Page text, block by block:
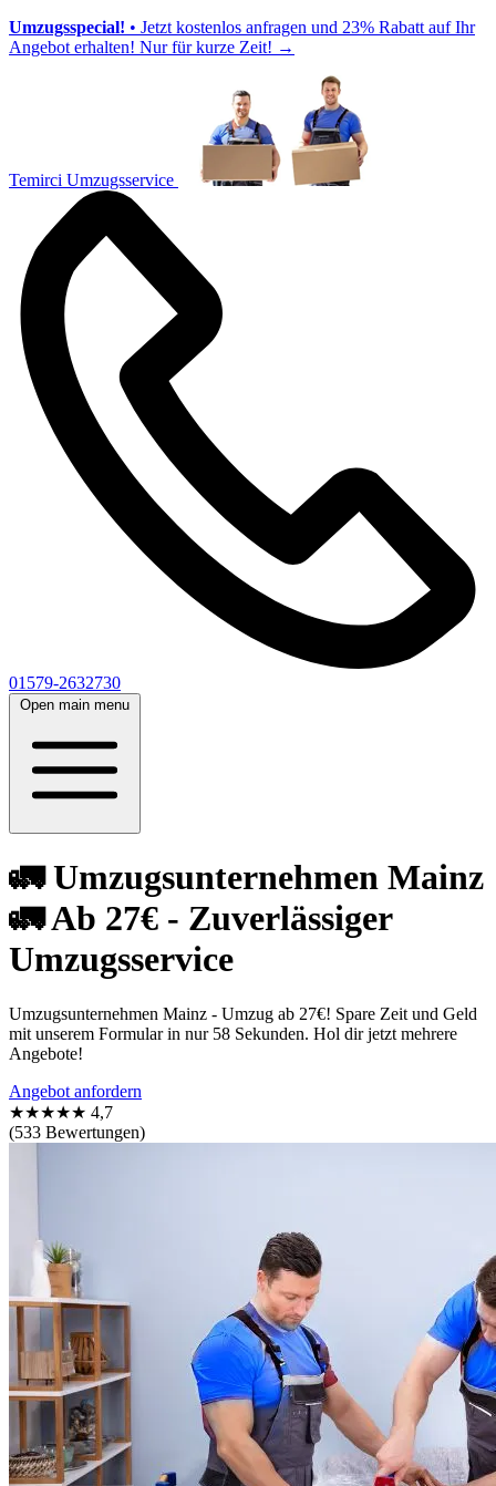
Umzugsspecial! • Jetzt kostenlos anfragen und 23% Rabatt auf Ihr
Angebot erhalten! Nur für kurze Zeit! →
Temirci Umzugsservice
01579-2632730
Open main menu
🚛 Umzugsunternehmen Mainz
🚛 Ab 27€ - Zuverlässiger
Umzugsservice
Umzugsunternehmen Mainz - Umzug ab 27€! Spare Zeit und Geld
mit unserem Formular in nur 58 Sekunden. Hol dir jetzt mehrere
Angebote!
Angebot anfordern
★★★★★ 4,7
(533 Bewertungen)